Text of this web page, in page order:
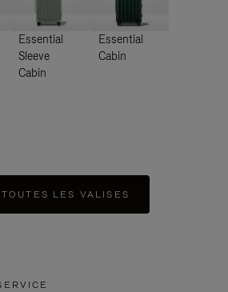
Essential
Sleeve
Cabin
Essential
Cabin
LES VALISES